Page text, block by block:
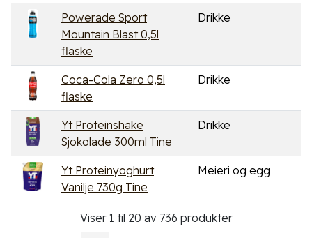
Powerade Sport
Mountain Blast 0,5l
flaske
Drikke
Coca-Cola Zero 0,5l
flaske
Drikke
Yt Proteinshake
Sjokolade 300ml Tine
Drikke
Yt Proteinyoghurt
Vanilje 730g Tine
Meieri og egg
Viser 1 til 20 av 736 produkter